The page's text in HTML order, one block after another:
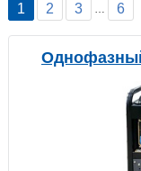
1 2 3 … 6